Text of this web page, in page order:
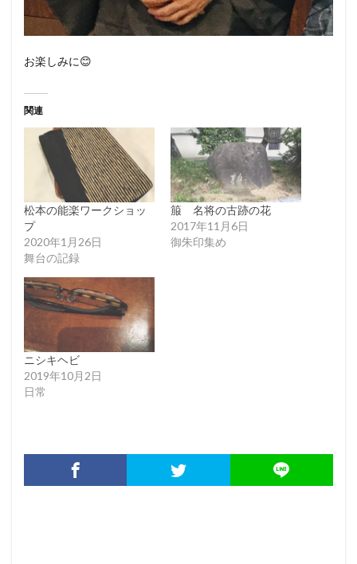
お楽しみに😊
関連
松本の能楽ワークショッ
プ
2020年1月26日
舞台の記録
箙 名将の古跡の花
2017年11月6日
御朱印集め
ニシキヘビ
2019年10月2日
日常